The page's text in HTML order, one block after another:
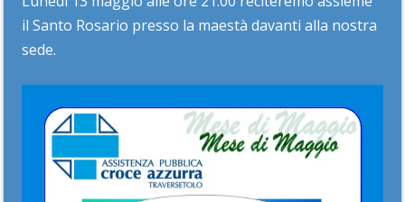
il Santo Rosario presso la maestà davanti alla nostra
sede.